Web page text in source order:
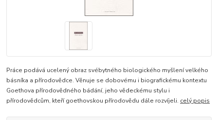
Práce podává ucelený obraz svébytného biologického myšlení velkého
básníka a přírodovědce. Věnuje se dobovému i biografickému kontextu
Goethova přírodovědného bádání, jeho vědeckému stylu i
přírodovědcům, kteří goethovskou přírodovědu dále rozvíjeli. celý popis